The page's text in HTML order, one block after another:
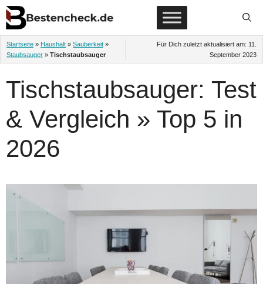
Zum
Inhalt
springen
Startseite » Haushalt » Sauberkeit »
Staubsauger » Tischstaubsauger
Für Dich zuletzt aktualisiert am: 11.
September 2023
Tischstaubsauger: Test
& Vergleich » Top 5 in
2026